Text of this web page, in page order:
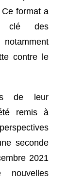
Ce format a
clé des
contre le
de leur
remis à
seconde
2021